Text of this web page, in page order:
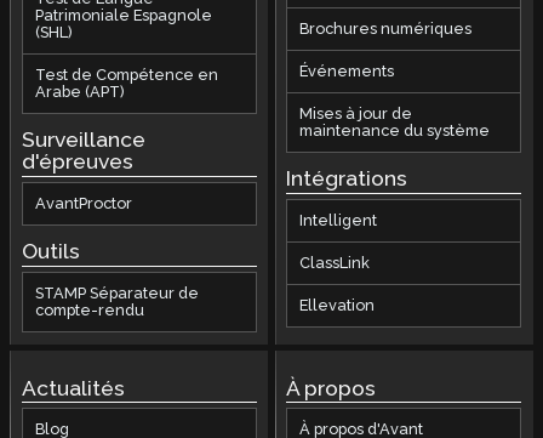
Patrimoniale Espagnole
(SHL)
Test de Compétence en
Arabe (APT)
Surveillance
d'épreuves
AvantProctor
Outils
STAMP Séparateur de
compte-rendu
Brochures numériques
Événements
Mises à jour de
maintenance du système
Intégrations
Intelligent
ClassLink
Ellevation
Actualités
Blog
À propos
À propos d'Avant